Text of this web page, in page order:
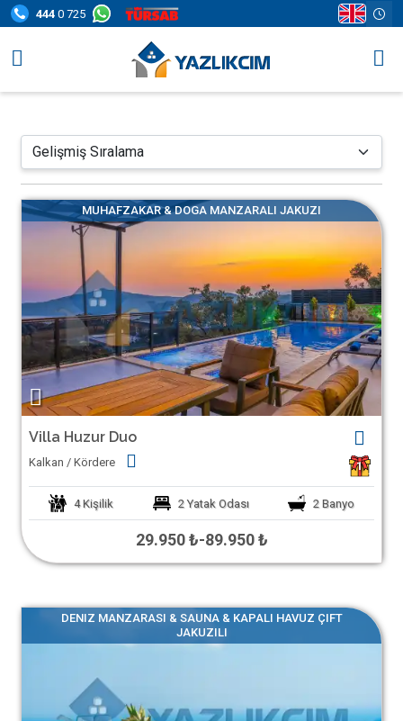
444 0 725
Bölgeler
Fırsatlar
Bilgi Sayfaları
İletişim
MUHAFZAKAR & DOGA MANZARALI JAKUZI
Villa Huzur Duo
Kalkan / Kördere 1
4 Kişilik 2 Yatak Odası 2 Banyo
29.950 ₺-89.950 ₺
DENIZ MANZARASI & SAUNA & KAPALI HAVUZ ÇIFT
JAKUZILI